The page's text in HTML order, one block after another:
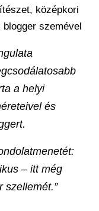
középkori
szemével
a helyi
és
– itt még
szellemét.”